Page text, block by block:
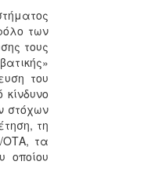
των
τους
του
στόχων
τη
ΟΤΑ, τα
οποίου